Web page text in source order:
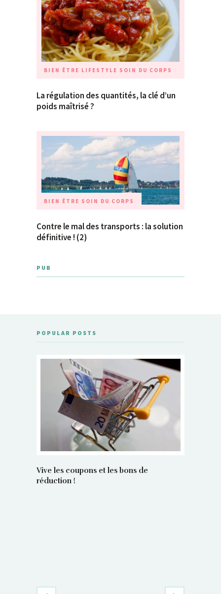
BIEN ÊTRE LIFESTYLE SOIN DU CORPS
La régulation des quantités, la clé d’un
poids maîtrisé ?
BIEN ÊTRE SOIN DU CORPS
Contre le mal des transports : la solution
définitive ! (2)
PUB
POPULAR POSTS
Vive les coupons et les bons de
réduction !